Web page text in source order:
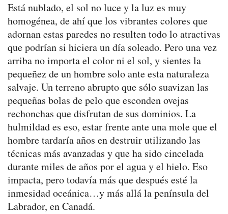
Está nublado, el sol no luce y la luz es muy
homogénea, de ahí que los vibrantes colores que
adornan estas paredes no resulten todo lo atractivas
que podrían si hiciera un día soleado. Pero una vez
arriba no importa el color ni el sol, y sientes la
pequeñez de un hombre solo ante esta naturaleza
salvaje. Un terreno abrupto que sólo suavizan las
pequeñas bolas de pelo que esconden ovejas
rechonchas que disfrutan de sus dominios. La
hulmildad es eso, estar frente ante una mole que el
hombre tardaría años en destruir utilizando las
técnicas más avanzadas y que ha sido cincelada
durante miles de años por el agua y el hielo. Eso
impacta, pero todavía más que después esté la
inmesidad oceánica…y más allá la península del
Labrador, en Canadá.